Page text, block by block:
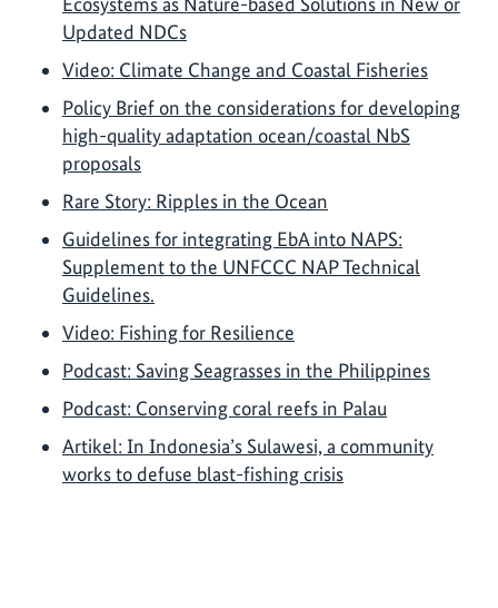
Updated NDCs
Video: Climate Change and Coastal Fisheries
Policy Brief on the considerations for developing
high-quality adaptation ocean/coastal NbS
proposals
Rare Story: Ripples in the Ocean
Guidelines for integrating EbA into NAPS:
Supplement to the UNFCCC NAP Technical
Guidelines.
Video: Fishing for Resilience
Podcast: Saving Seagrasses in the Philippines
Podcast: Conserving coral reefs in Palau
Artikel: In Indonesia’s Sulawesi, a community
works to defuse blast-fishing crisis